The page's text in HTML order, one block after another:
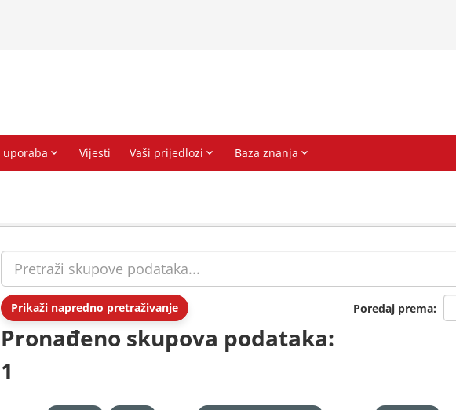
Prikaži napredno pretraživanje Poredaj prema
Pronađeno skupova podataka:
1